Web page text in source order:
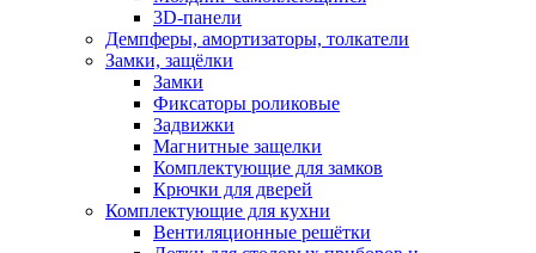
3D-панели
Демпферы, амортизаторы, толкатели
Замки, защёлки
Замки
Фиксаторы роликовые
Задвижки
Магнитные защелки
Комплектующие для замков
Крючки для дверей
Комплектующие для кухни
Вентиляционные решётки